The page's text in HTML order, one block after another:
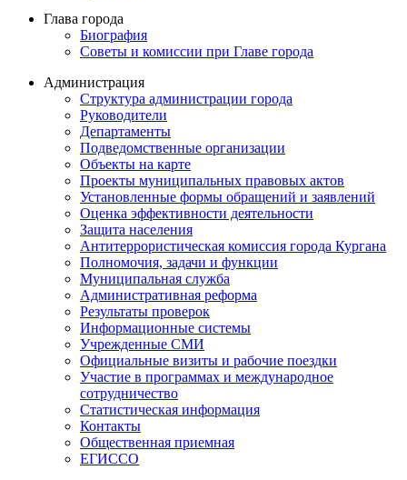
Глава города
Биография
Советы и комиссии при Главе города
Администрация
Структура администрации города
Руководители
Департаменты
Подведомственные организации
Объекты на карте
Проекты муниципальных правовых актов
Установленные формы обращений и заявлений
Оценка эффективности деятельности
Защита населения
Антитеррористическая комиссия города Кургана
Полномочия, задачи и функции
Муниципальная служба
Административная реформа
Результаты проверок
Информационные системы
Учрежденные СМИ
Официальные визиты и рабочие поездки
Участие в программах и международное
сотрудничество
Статистическая информация
Контакты
Общественная приемная
ЕГИССО